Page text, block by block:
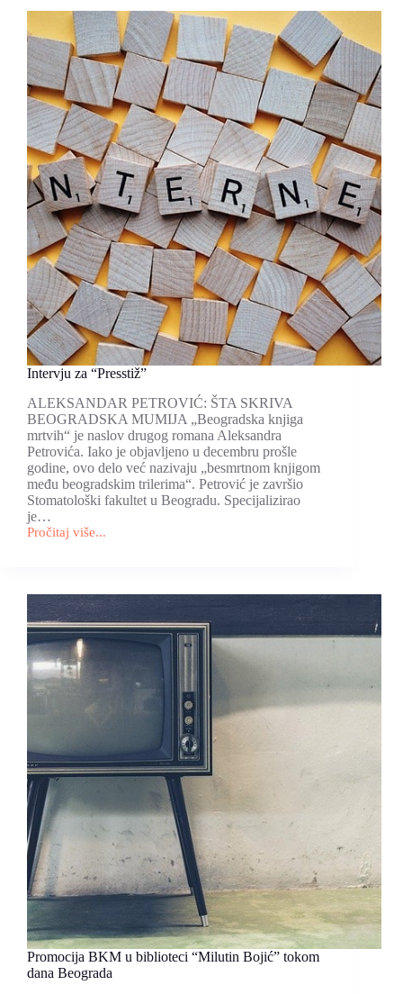
razbijanja
predrasuda,
promocija
BKM
u
“Grand
Magazinu”
Intervju za “Presstiž”
ALEKSANDAR PETROVIĆ: ŠTA SKRIVA
BEOGRADSKA MUMIJA „Beogradska knjiga
mrtvih“ je naslov drugog romana Aleksandra
Petrovića. Iako je objavljeno u decembru prošle
godine, ovo delo već nazivaju „besmrtnom knjigom
među beogradskim trilerima“. Petrović je završio
Stomatološki fakultet u Beogradu. Specijalizirao
je…
Pročitaj više...
Intervju
Promocija BKM u biblioteci “Milutin Bojić” tokom
dana Beograda